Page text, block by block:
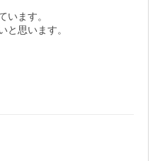
います。
と思います。